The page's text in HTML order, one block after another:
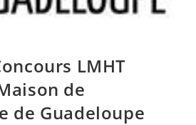
LMHT
de
de Guadeloupe